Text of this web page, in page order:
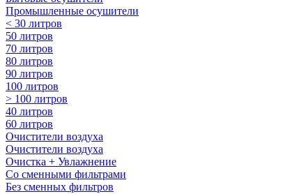
Промышленные осушители
< 30 литров
50 литров
70 литров
80 литров
90 литров
100 литров
> 100 литров
40 литров
60 литров
Очистители воздуха
Очистители воздуха
Очистка + Увлажнение
Cо сменными фильтрами
Без сменных фильтров